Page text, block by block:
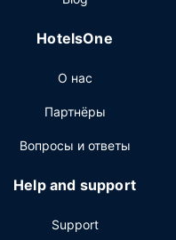
работа стойки регистрации,
и услуги прачечной.
HotelsOne
О нас
Партнёры
Вопросы и ответы
Help and support
Support